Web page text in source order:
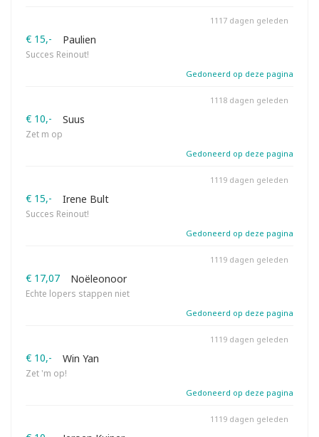
€ 15,- Paulien
Succes Reinout!
1117 dagen geleden
Gedoneerd op deze pagina
€ 10,- Suus
Zet m op
1118 dagen geleden
Gedoneerd op deze pagina
€ 15,- Irene Bult
Succes Reinout!
1119 dagen geleden
Gedoneerd op deze pagina
€ 17,07 Noëleonoor
Echte lopers stappen niet
1119 dagen geleden
Gedoneerd op deze pagina
€ 10,- Win Yan
Zet 'm op!
1119 dagen geleden
Gedoneerd op deze pagina
1119 dagen geleden